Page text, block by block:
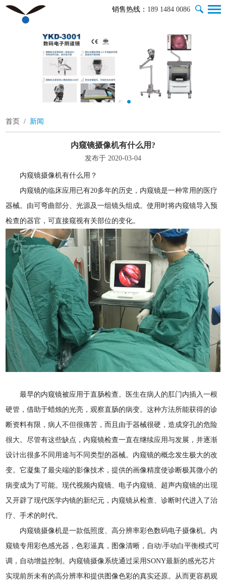
销售热线： 189 1484 0086
首页 / 新闻
内窥镜摄像机有什么用?
发布于 2020-03-04
内窥镜摄像机有什么用？
内窥镜的临床应用已有20多年的历史，内窥镜是一种常用的医疗
器械。由可弯曲部分、光源及一组镜头组成。使用时将内窥镜导入预
检查的器官，可直接窥视有关部位的变化。
最早的内窥镜被应用于直肠检查。医生在病人的肛门内插入一根
硬管，借助于蜡烛的光亮，观察直肠的病变。这种方法所能获得的诊
断资料有限，病人不但很痛苦，而且由于器械很硬，造成穿孔的危险
很大。尽管有这些缺点，内窥镜检查一直在继续应用与发展，并逐渐
设计出很多不同用途与不同类型的器械。内窥镜的概念发生极大的改
变。它凝集了最尖端的影像技术，提供的画像精度使诊断极其微小的
病变成为了可能。现代视频内窥镜、电子内窥镜、超声内窥镜的出现
又开辟了现代医学内镜的新纪元，内窥镜从检查、诊断时代进入了治
疗、手术的时代。
内窥镜摄像机是一款低照度、高分辨率彩色数码电子摄像机。内
窥镜专用彩色感光器，色彩逼真，图像清晰，自动\手动白平衡模式可
调，自动增益控制。内窥镜摄像系统通过采用SONY最新的感光芯片
实现前所未有的高分辨率和提供图像色彩的真实还原。从而更容易观